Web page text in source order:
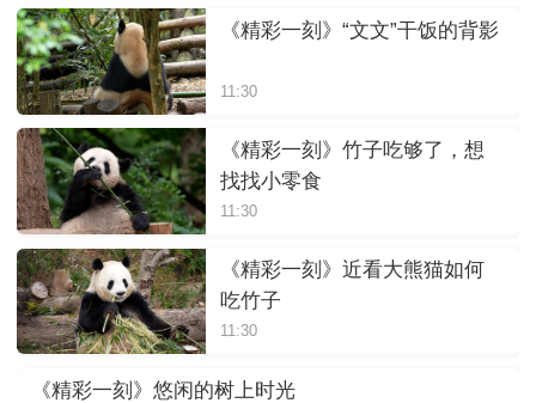
《精彩一刻》“文文”干饭的背影
11:30
《精彩一刻》竹子吃够了，想
找找小零食
11:30
《精彩一刻》近看大熊猫如何
吃竹子
11:30
《精彩一刻》悠闲的树上时光